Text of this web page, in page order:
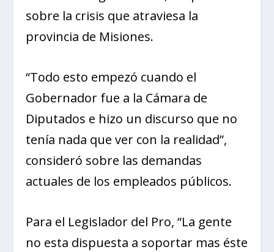
sobre la crisis que atraviesa la
provincia de Misiones.
“Todo esto empezó cuando el
Gobernador fue a la Cámara de
Diputados e hizo un discurso que no
tenía nada que ver con la realidad”,
consideró sobre las demandas
actuales de los empleados públicos.
Para el Legislador del Pro, “La gente
no esta dispuesta a soportar mas éste